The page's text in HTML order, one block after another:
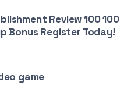
Review 100 100
Bonus Register Today!
game